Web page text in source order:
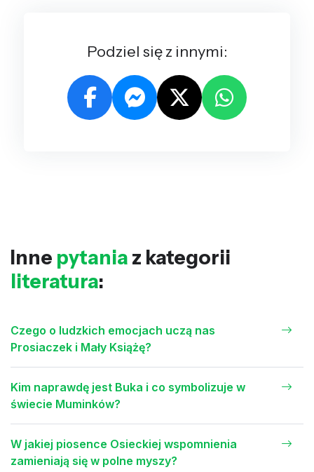
Podziel się z innymi:
Inne pytania z kategorii
literatura:
Czego o ludzkich emocjach uczą nas
Prosiaczek i Mały Książę?
Kim naprawdę jest Buka i co symbolizuje w
świecie Muminków?
W jakiej piosence Osieckiej wspomnienia
zamieniają się w polne myszy?